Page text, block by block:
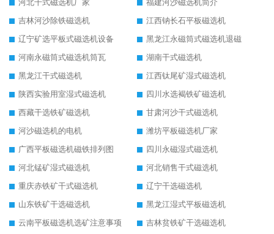
河北干式磁选机厂家
福建河沙磁选机简介
吉林河沙除铁磁选机
江西钠长石平板磁选机
辽宁矿选平板式磁选机设备
黑龙江永磁筒式磁选机退磁
河南永磁筒式磁选机筒瓦
湖南干式磁选机
黑龙江干式磁选机
江西钛尾矿湿式磁选机
陕西实验用室湿式磁选机
四川水选褐铁矿磁选机
西藏干选铁矿磁选机
甘肃河沙干式磁选机
河沙磁选机的电机
潍坊平板磁选机厂家
广西平板磁选机磁铁排列图
四川永磁湿式磁选机
河北锰矿湿式磁选机
河北销售干式磁选机
重庆赤铁矿干式磁选机
辽宁干选磁选机
山东铁矿干选磁选机
黑龙江湿式平板磁选机
云南平板磁选机选矿注意事项
吉林贫铁矿干选磁选机